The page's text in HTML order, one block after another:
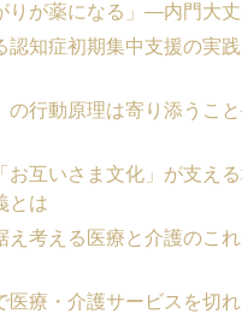
りが薬になる」―内門大
認知症初期集中支援の実
の行動原理は寄り添うこ
お互いさま文化」が支え
とは
え考える医療と介護のこ
医療・介護サービスを切